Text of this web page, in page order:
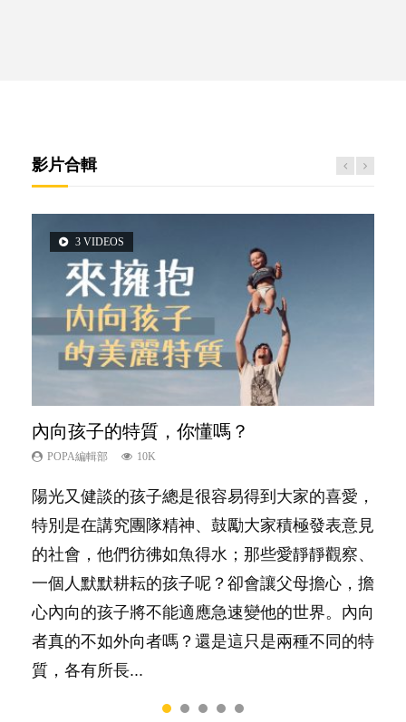
影片合輯
3 VIDEOS
內向孩子的特質，你懂嗎？
POPA編輯部 10K
陽光又健談的孩子總是很容易得到大家的喜愛，
特別是在講究團隊精神、鼓勵大家積極發表意見
的社會，他們彷彿如魚得水；那些愛靜靜觀察、
一個人默默耕耘的孩子呢？卻會讓父母擔心，擔
心內向的孩子將不能適應急速變他的世界。內向
者真的不如外向者嗎？還是這只是兩種不同的特
質，各有所長...
2 VIDEOS
想孩子學好外語，點做好？
POPA編輯部 9.9K
有人話學多種語言越早開始越好，有人卻說一時
間太多語言，會令孩子感到混淆，到底誰是誰
非？聽聽專家怎樣說，解開語言學習的迷思～...
5 VIDEOS
夫妻必看！經營婚姻，沒捷徑
POPA編輯部 22.9K
你是不是也曾經以為只要跟相愛的人結婚，就自
然能走到白頭，但生了孩子卻發現事情不如你所
料？ 經營婚姻，不如我們想像的簡單，卻也不
是大家說得那麼難。一起來認識婚姻的真相！...
14 VIDEOS
新手父母不用怕
POPA編輯部 16.3K
相信許多人初為人父母，由懷孕開始到孩子呱呱
落地，心中都有數之不盡的問題～這裡一次過集
合我們以往製作過的相關短片。 這段路讓我們
跟你同行～...
6 VIDEOS
孩子能力天注定？
POPA編輯部 7.9K
很多父母都希望孩子係個「叻仔叻女」，學業別
太差，日常自理井井有條。這樣的孩子是萬中無
一，還是魚與熊掌，不能兼得？...